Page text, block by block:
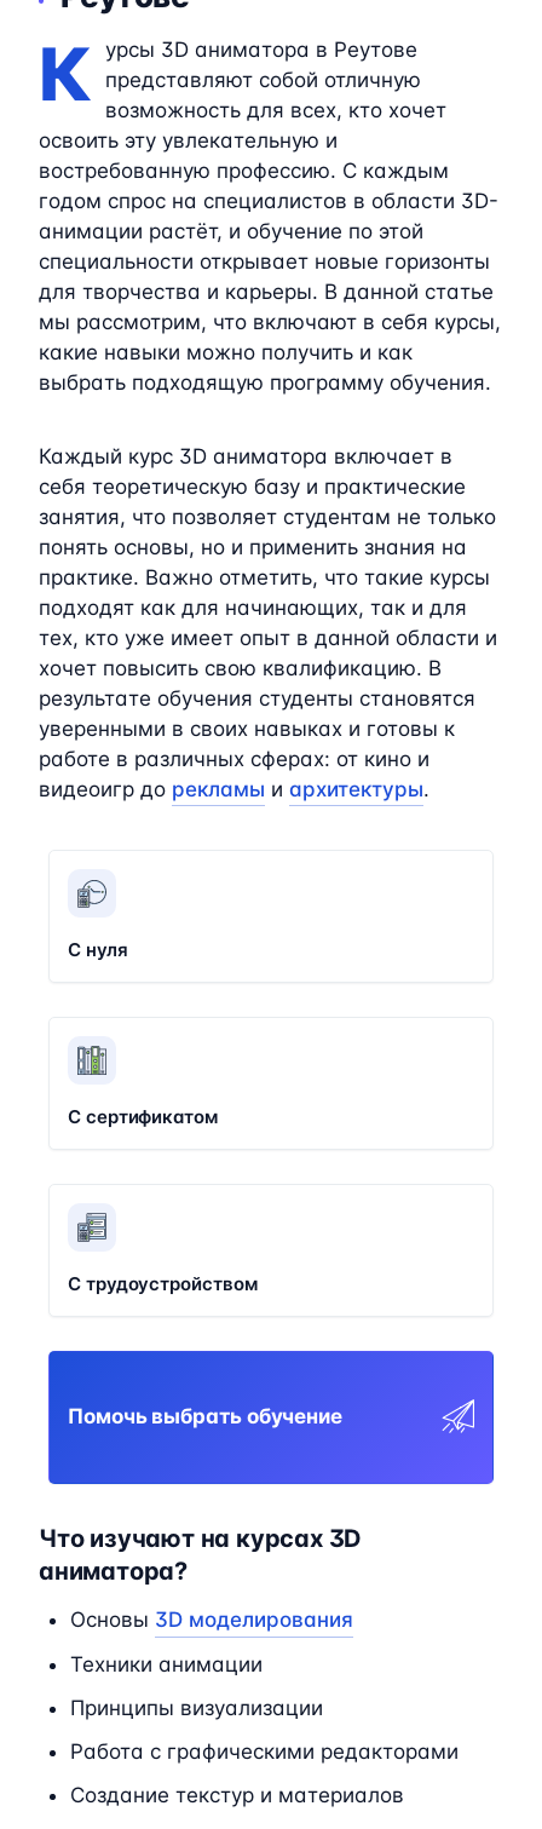
К
урсы 3D аниматора в Реутове
представляют собой отличную
возможность для всех, кто хочет
освоить эту увлекательную и
востребованную профессию. С каждым
годом спрос на специалистов в области 3D-
анимации растёт, и обучение по этой
специальности открывает новые горизонты
для творчества и карьеры. В данной статье
мы рассмотрим, что включают в себя курсы,
какие навыки можно получить и как
выбрать подходящую программу обучения.
Каждый курс 3D аниматора включает в
себя теоретическую базу и практические
занятия, что позволяет студентам не только
понять основы, но и применить знания на
практике. Важно отметить, что такие курсы
подходят как для начинающих, так и для
тех, кто уже имеет опыт в данной области и
хочет повысить свою квалификацию. В
результате обучения студенты становятся
уверенными в своих навыках и готовы к
работе в различных сферах: от кино и
видеоигр до рекламы и архитектуры.
С нуля
С сертификатом
С трудоустройством
Помочь выбрать обучение
Что изучают на курсах 3D
аниматора?
Основы 3D моделирования
Техники анимации
Принципы визуализации
Работа с графическими редакторами
Создание текстур и материалов